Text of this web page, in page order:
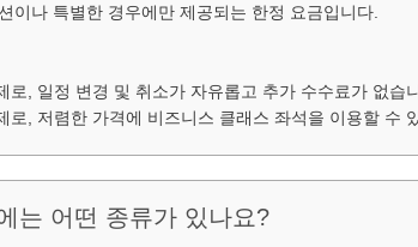
이나 특별한 경우에만 제공되는 한정 요금입니다.
, 일정 변경 및 취소가 자유롭고 추가 수수료가 없습
, 저렴한 가격에 비즈니스 클래스 좌석을 이용할 수
는 어떤 종류가 있나요?